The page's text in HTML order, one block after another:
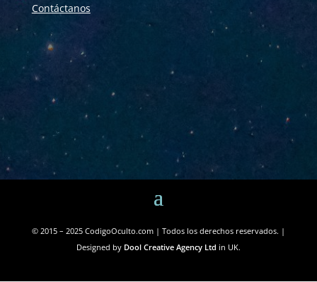
Contáctanos
© 2015 – 2025 CodigoOculto.com | Todos los derechos reservados. |
Designed by Dool Creative Agency Ltd in UK.